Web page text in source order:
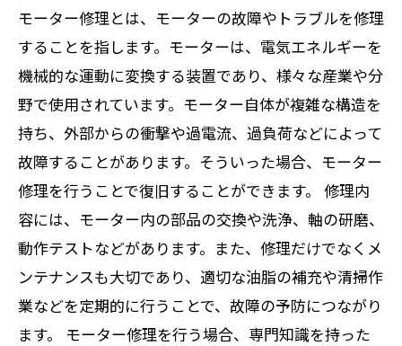
モーター修理とは、モーターの故障やトラブルを修理
することを指します。モーターは、電気エネルギーを
機械的な運動に変換する装置であり、様々な産業や分
野で使用されています。モーター自体が複雑な構造を
持ち、外部からの衝撃や過電流、過負荷などによって
故障することがあります。そういった場合、モーター
修理を行うことで復旧することができます。 修理内
容には、モーター内の部品の交換や洗浄、軸の研磨、
動作テストなどがあります。また、修理だけでなくメ
ンテナンスも大切であり、適切な油脂の補充や清掃作
業などを定期的に行うことで、故障の予防につながり
ます。 モーター修理を行う場合、専門知識を持った